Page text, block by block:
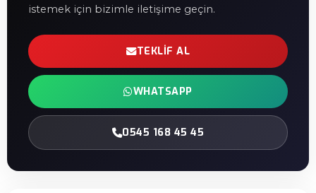
istemek için bizimle iletişime geçin.
TEKLIF AL
WHATSAPP
0545 168 45 45